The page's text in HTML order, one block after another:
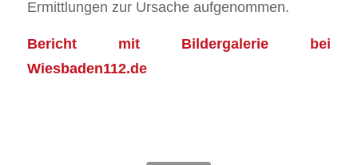
Ermittlungen zur Ursache aufgenommen.
Bericht mit Bildergalerie bei
Wiesbaden112.de